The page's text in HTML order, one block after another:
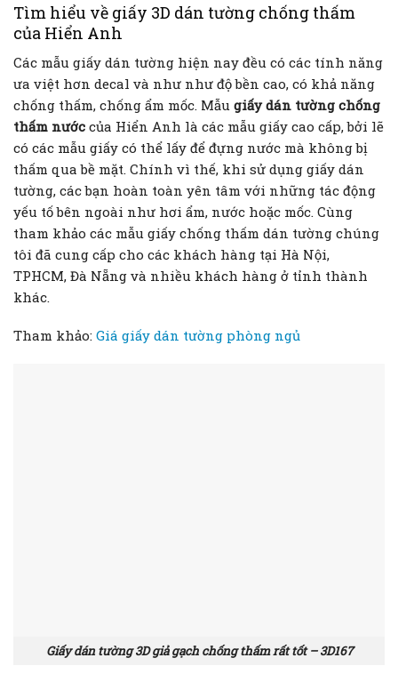
Tìm hiểu về giấy 3D dán tường chống thấm
của Hiển Anh
Các mẫu giấy dán tường hiện nay đều có các tính năng
ưa việt hơn decal và như như độ bền cao, có khả năng
chống thấm, chống ẩm mốc. Mẫu giấy dán tường chống
thấm nước của Hiển Anh là các mẫu giấy cao cấp, bởi lẽ
có các mẫu giấy có thể lấy để đựng nước mà không bị
thấm qua bề mặt. Chính vì thế, khi sử dụng giấy dán
tường, các bạn hoàn toàn yên tâm với những tác động
yếu tố bên ngoài như hơi ẩm, nước hoặc mốc. Cùng
tham khảo các mẫu giấy chống thấm dán tường chúng
tôi đã cung cấp cho các khách hàng tại Hà Nội,
TPHCM, Đà Nẵng và nhiều khách hàng ở tỉnh thành
khác.
Tham khảo: Giá giấy dán tường phòng ngủ
Giấy dán tường 3D giả gạch chống thấm rất tốt – 3D167